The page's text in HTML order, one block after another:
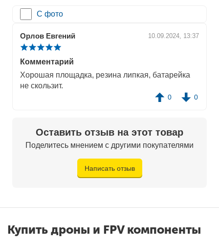
С фото
Орлов Евгений 10.09.2024, 13:37
Комментарий
Хорошая площадка, резина липкая, батарейка
не скользит.
0 0
Оставить отзыв на этот товар
Поделитесь мнением с другими покупателями
Написать отзыв
Купить дроны и FPV компоненты